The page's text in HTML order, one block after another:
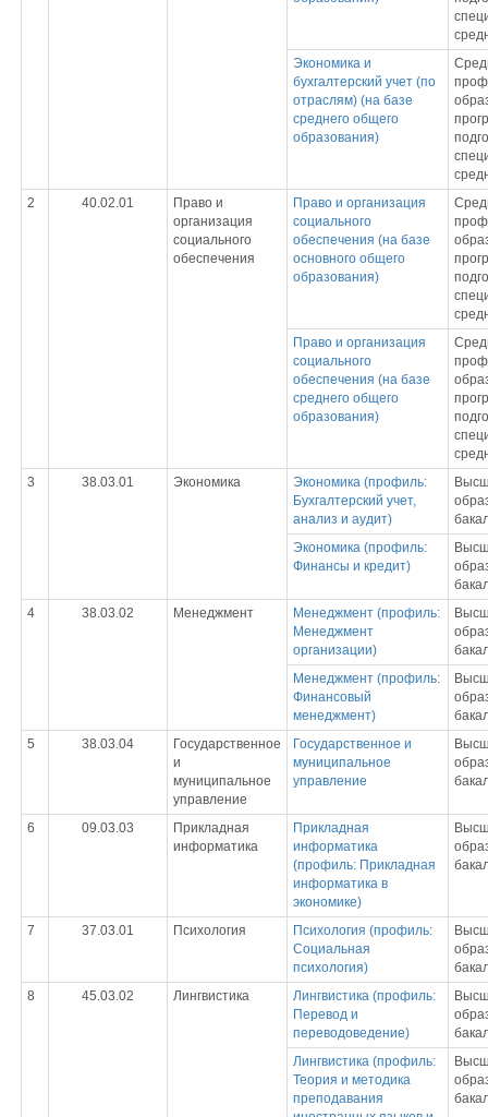
Экономика и
бухгалтерский учет (по
отраслям) (на базе
среднего общего
образования)
2
40.02.01
Право и
организация
социального
обеспечения
Право и организация
социального
обеспечения (на базе
основного общего
образования)
Право и организация
социального
обеспечения (на базе
среднего общего
образования)
3
38.03.01 Экономика
Экономика (профиль:
Бухгалтерский учет,
анализ и аудит)
Экономика (профиль:
Финансы и кредит)
4
38.03.02 Менеджмент
Менеджмент (профиль:
Менеджмент
организации)
Менеджмент (профиль:
Финансовый
менеджмент)
5
38.03.04
Государственное
и
муниципальное
управление
Государственное и
муниципальное
управление
6 09.03.03
Прикладная
информатика
Прикладная
информатика
(профиль: Прикладная
информатика в
экономике)
7 37.03.01 Психология
Психология (профиль:
Социальная
психология)
8
45.03.02 Лингвистика
Лингвистика (профиль:
Перевод и
переводоведение)
Лингвистика (профиль:
Теория и методика
преподавания